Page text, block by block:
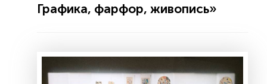
Графика, фарфор, живопись»